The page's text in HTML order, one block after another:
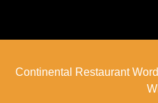
Continental Restaurant